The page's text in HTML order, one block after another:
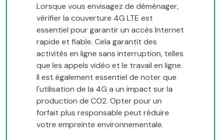
Lorsque vous envisagez de déménager,
vérifier la couverture 4G LTE est
essentiel pour garantir un accès Internet
rapide et fiable. Cela garantit des
activités en ligne sans interruption, telles
que les appels vidéo et le travail en ligne.
Il est également essentiel de noter que
l'utilisation de la 4G a un impact sur la
production de CO2. Opter pour un
forfait plus responsable peut réduire
votre empreinte environnementale.